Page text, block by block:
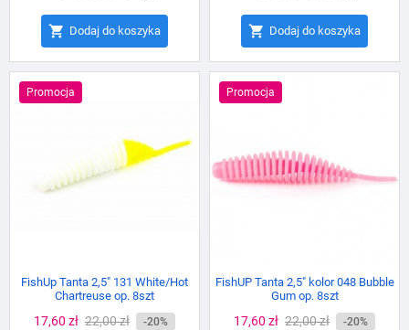
 Dodaj do koszyka  Dodaj do koszyka
Promocja
FishUp Tanta 2,5″ 131 White/Hot
Chartreuse op. 8szt
Cena
17,60 zł Cena
22,00 zł -20%
Promocja
FishUP Tanta 2,5" kolor 048 Bubble
Gum op. 8szt
Cena
17,60 zł Cena
22,00 zł -20%